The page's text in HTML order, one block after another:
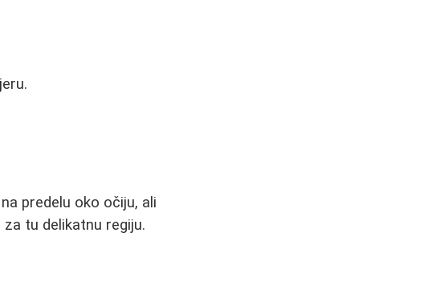
predelu oko očiju, ali
tu delikatnu regiju.